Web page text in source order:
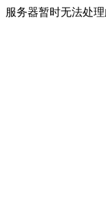
服务器暂时无法处